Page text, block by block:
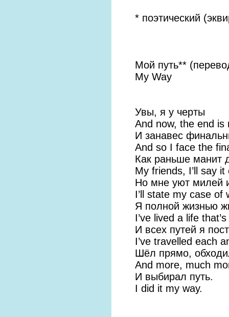
* поэтический
Мой путь**
My Way
Увы, я у черты
And now, the end is
И занавес
And so I face the
Как раньше манит
My friends, I’ll say it
Но мне уют милей
I’ll state my case of
Я полной жизнью
I’ve lived a life
И всех путей я
I’ve travelled each
Шёл прямо,
And more, much
И выбирал путь.
I did it my way.